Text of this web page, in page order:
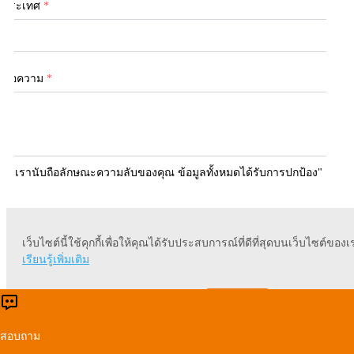
เว็บไซต์นี้ใช้คุกกี้เพื่อให้คุณได้รับประสบการณ์ที่ดีที่สุดบนเว็บไซต์ของเ
เรียนรู้เพิ่มเติม
ประเทศ *
ข้อความ *
"เรานับถือลักษณะความลับของคุณ ข้อมูลทั้งหมดได้รับการปกป้อง"
ส่ง
สอบถาม